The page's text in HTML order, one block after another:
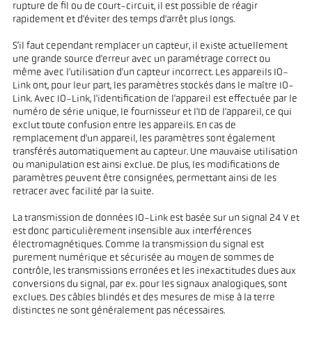
rupture de fil ou de court-circuit, il est possible de réagir
rapidement et d'éviter des temps d'arrêt plus longs.
S’il faut cependant remplacer un capteur, il existe actuellement
une grande source d'erreur avec un paramétrage correct ou
même avec l'utilisation d'un capteur incorrect. Les appareils IO-
Link ont, pour leur part, les paramètres stockés dans le maître IO-
Link. Avec IO-Link, l'identification de l'appareil est effectuée par le
numéro de série unique, le fournisseur et l'ID de l'appareil, ce qui
exclut toute confusion entre les appareils. En cas de
remplacement d'un appareil, les paramètres sont également
transférés automatiquement au capteur. Une mauvaise utilisation
ou manipulation est ainsi exclue. De plus, les modifications de
paramètres peuvent être consignées, permettant ainsi de les
retracer avec facilité par la suite.
La transmission de données IO-Link est basée sur un signal 24 V et
est donc particulièrement insensible aux interférences
électromagnétiques. Comme la transmission du signal est
purement numérique et sécurisée au moyen de sommes de
contrôle, les transmissions erronées et les inexactitudes dues aux
conversions du signal, par ex. pour les signaux analogiques, sont
exclues. Des câbles blindés et des mesures de mise à la terre
distinctes ne sont généralement pas nécessaires.